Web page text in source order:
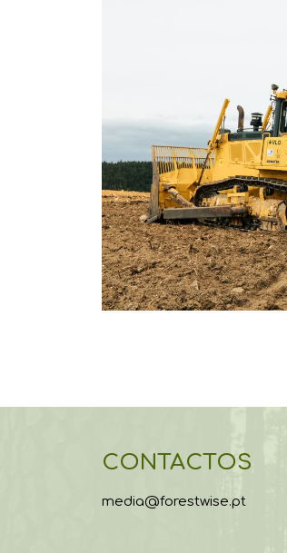
CONTACTOS
media@forestwise.pt